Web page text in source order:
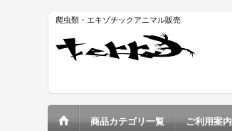
爬虫類・エキゾチックアニマル販売
商品カテゴリ一覧 ご利用案内